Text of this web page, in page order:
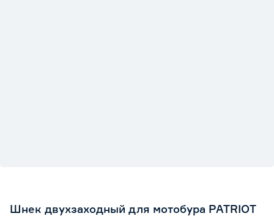
Шнек двухзаходный для мотобура PATRIOT